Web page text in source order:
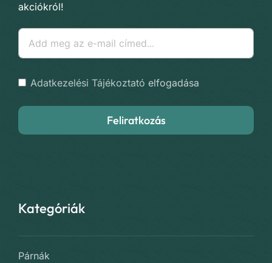
akciókról!
Adatkezelési Tájékoztató elfogadása
Feliratkozás
Kategóriák
Párnák